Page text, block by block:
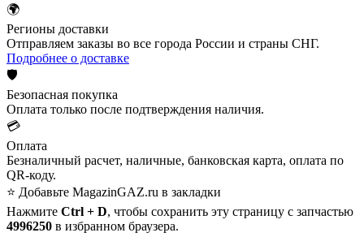
🌍
Регионы доставки
Отправляем заказы во все города России и страны СНГ.
Подробнее о доставке
🛡️
Безопасная покупка
Оплата только после подтверждения наличия.
💳
Оплата
Безналичный расчет, наличные, банковская карта, оплата по
QR-коду.
⭐ Добавьте MagazinGAZ.ru в закладки
Нажмите Ctrl + D, чтобы сохранить эту страницу с запчастью
4996250 в избранном браузера.